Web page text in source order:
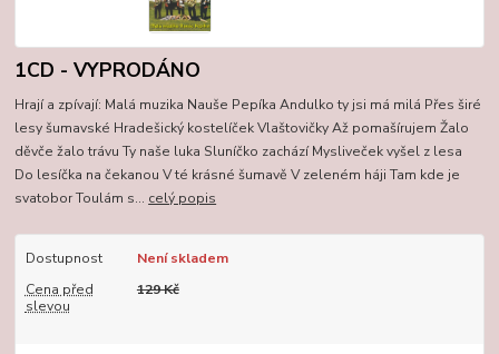
1CD - VYPRODÁNO
Hrají a zpívají: Malá muzika Nauše Pepíka Andulko ty jsi má milá Přes širé
lesy šumavské Hradešický kostelíček Vlaštovičky Až pomašírujem Žalo
děvče žalo trávu Ty naše luka Sluníčko zachází Mysliveček vyšel z lesa
Do lesíčka na čekanou V té krásné šumavě V zeleném háji Tam kde je
svatobor Toulám s... celý popis
Dostupnost
Není skladem
Cena před
slevou
129 Kč